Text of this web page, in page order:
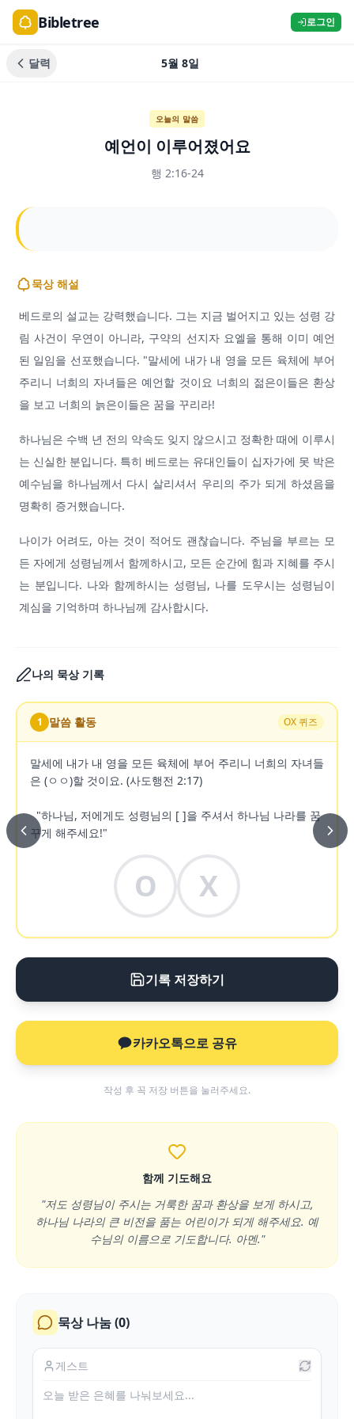
Bibletree 로그인
달력 5월 8일
오늘의 말씀
예언이 이루어졌어요
행 2:16-24
묵상 해설
베드로의 설교는 강력했습니다. 그는 지금 벌어지고 있는 성령 강
림 사건이 우연이 아니라, 구약의 선지자 요엘을 통해 이미 예언
된 일임을 선포했습니다. "말세에 내가 내 영을 모든 육체에 부어
주리니 너희의 자녀들은 예언할 것이요 너희의 젊은이들은 환상
을 보고 너희의 늙은이들은 꿈을 꾸리라!
하나님은 수백 년 전의 약속도 잊지 않으시고 정확한 때에 이루시
는 신실한 분입니다. 특히 베드로는 유대인들이 십자가에 못 박은
예수님을 하나님께서 다시 살리셔서 우리의 주가 되게 하셨음을
명확히 증거했습니다.
나이가 어려도, 아는 것이 적어도 괜찮습니다. 주님을 부르는 모
든 자에게 성령님께서 함께하시고, 모든 순간에 힘과 지혜를 주시
는 분입니다. 나와 함께하시는 성령님, 나를 도우시는 성령님이
계심을 기억하며 하나님께 감사합시다.
나의 묵상 기록
1 말씀 활동 OX 퀴즈
말세에 내가 내 영을 모든 육체에 부어 주리니 너희의 자녀들
은 (ㅇㅇ)할 것이요. (사도행전 2:17)
  "하나님, 저에게도 성령님의 [ ]을 주셔서 하나님 나라를 꿈
꾸게 해주세요!"
O X
기록 저장하기
카카오톡으로 공유
작성 후 꼭 저장 버튼을 눌러주세요.
함께 기도해요
"저도 성령님이 주시는 거룩한 꿈과 환상을 보게 하시고,
하나님 나라의 큰 비전을 품는 어린이가 되게 해주세요. 예
수님의 이름으로 기도합니다. 아멘."
묵상 나눔 (0)